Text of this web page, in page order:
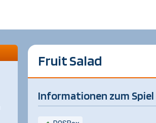
Fruit Salad
Informationen zum Spiel